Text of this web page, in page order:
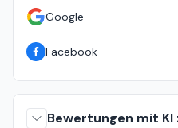
Google
Facebook
Bewertungen mit